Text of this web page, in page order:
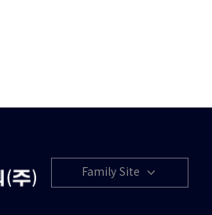
Family Site